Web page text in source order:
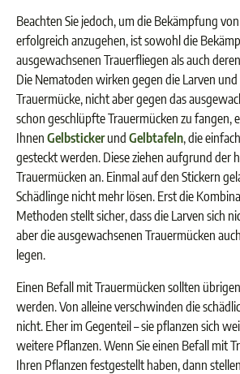
Beachten Sie jedoch, um die Bekämpfung
erfolgreich anzugehen, ist sowohl die
ausgewachsenen Trauerfliegen als auch
Die Nematoden wirken gegen die Larven
Trauermücke, nicht aber gegen das
schon geschlüpfte Trauermücken zu fangen,
Ihnen Gelbstickerund Gelbtafeln, die
gesteckt werden. Diese ziehen aufgrund der
Trauermücken an. Einmal auf den Stickern
Schädlinge nicht mehr lösen. Erst die
Methoden stellt sicher, dass die Larven sich
aber die ausgewachsenen Trauermücken
legen.
Einen Befall mit Trauermücken sollten
werden. Von alleine verschwinden die
nicht. Eher im Gegenteil – sie pflanzen sich
weitere Pflanzen. Wenn Sie einen Befall mit
Ihren Pflanzen festgestellt haben, dann